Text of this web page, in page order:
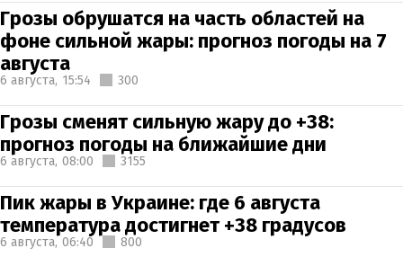
Грозы обрушатся на часть областей на
фоне сильной жары: прогноз погоды на 7
августа
6 августа, 15:54 300
Грозы сменят сильную жару до +38:
прогноз погоды на ближайшие дни
6 августа, 08:00 3155
Пик жары в Украине: где 6 августа
температура достигнет +38 градусов
6 августа, 06:40 800